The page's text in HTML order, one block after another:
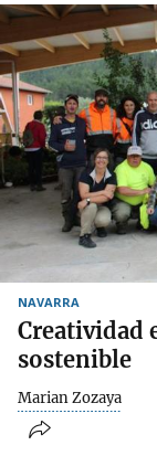
NAVARRA
Creatividad
sostenible
Marian Zozaya